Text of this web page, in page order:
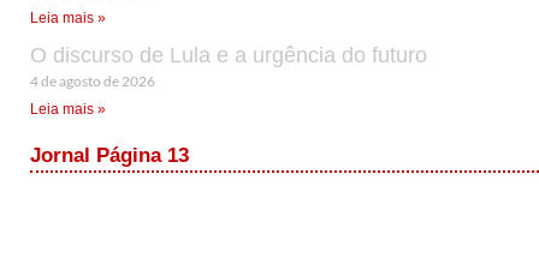
Leia mais »
O discurso de Lula e a urgência do futuro
4 de agosto de 2026
Leia mais »
Jornal Página 13